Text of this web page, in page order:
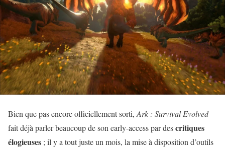
Bien que pas encore officiellement sorti, Ark : Survival Evolved
fait déjà parler beaucoup de son early-access par descritiques
élogieuses ; il y a tout juste un mois, la mise à disposition d’outils